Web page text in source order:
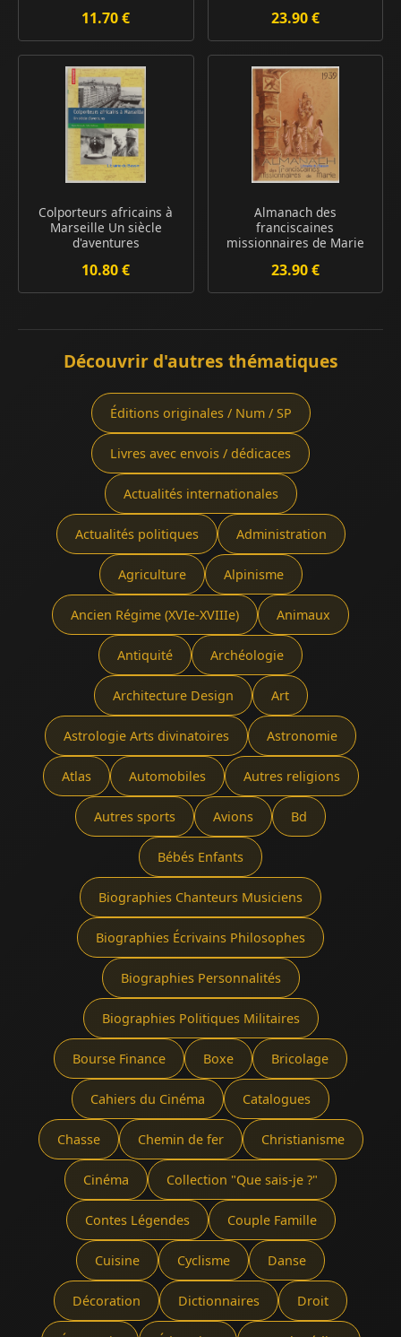
11.70 € 23.90 €
Colporteurs africains à
Marseille Un siècle
d'aventures
10.80 €
Almanach des
franciscaines
missionnaires de Marie
23.90 €
Découvrir d'autres thématiques
Éditions originales / Num / SP
Livres avec envois / dédicaces
Actualités internationales
Actualités politiques Administration
Agriculture Alpinisme
Ancien Régime (XVIe-XVIIIe) Animaux
Antiquité Archéologie
Architecture Design Art
Astrologie Arts divinatoires Astronomie
Atlas Automobiles Autres religions
Autres sports Avions Bd
Bébés Enfants
Biographies Chanteurs Musiciens
Biographies Écrivains Philosophes
Biographies Personnalités
Biographies Politiques Militaires
Bourse Finance Boxe Bricolage
Cahiers du Cinéma Catalogues
Chasse Chemin de fer Christianisme
Cinéma Collection "Que sais-je ?"
Contes Légendes Couple Famille
Cuisine Cyclisme Danse
Décoration Dictionnaires Droit